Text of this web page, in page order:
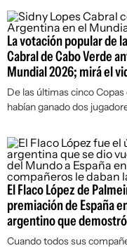
La votación popular de
Cabral de Cabo Verde
Mundial 2026; mirá el
De las últimas cinco
habían ganado dos
El Flaco López de
premiación de España
argentino que
Cuando todos sus